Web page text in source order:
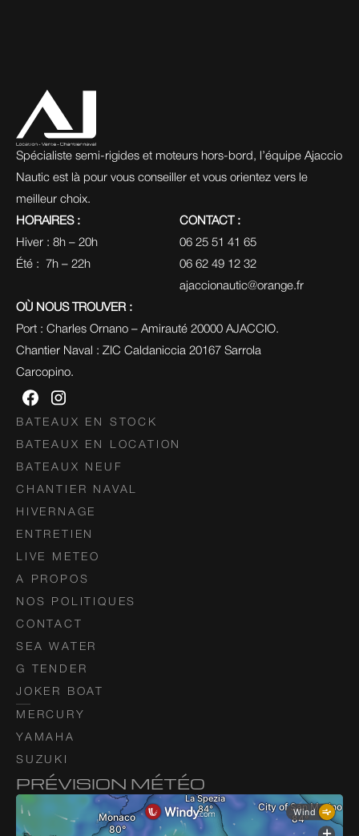
Spécialiste semi-rigides et moteurs hors-bord, l’équipe Ajaccio
Nautic est là pour vous conseiller et vous orientez vers le
meilleur choix.
HORAIRES :
Hiver : 8h – 20h
Été :  7h – 22h
CONTACT :
06 25 51 41 65
06 62 49 12 32
ajaccionautic@orange.fr
OÙ NOUS TROUVER :
Port : Charles Ornano – Amirauté 20000 AJACCIO.
Chantier Naval : ZIC Caldaniccia 20167 Sarrola
Carcopino.
BATEAUX EN STOCK
BATEAUX EN LOCATION
BATEAUX NEUF
CHANTIER NAVAL
HIVERNAGE
ENTRETIEN
LIVE METEO
A PROPOS
NOS POLITIQUES
CONTACT
SEA WATER
G TENDER
JOKER BOAT
MERCURY
YAMAHA
SUZUKI
PRÉVISION MÉTÉO